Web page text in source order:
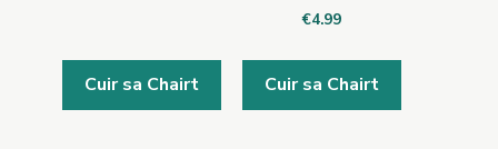
Cuir sa Chairt
€4.99
Cuir sa Chairt